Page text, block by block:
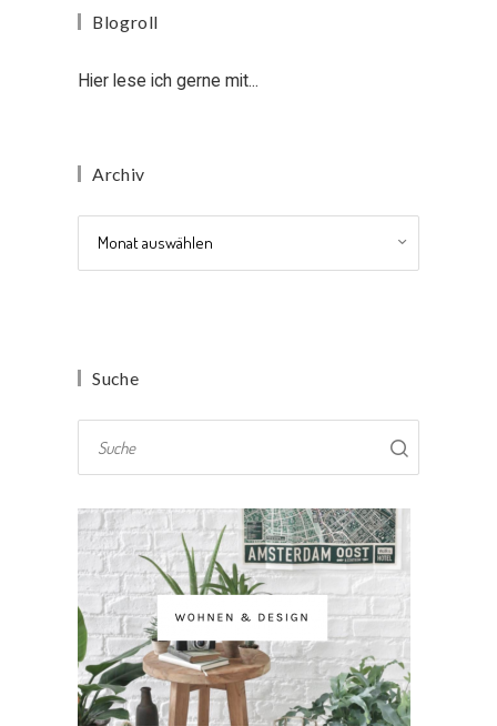
Blogroll
Hier lese ich gerne mit...
Archiv
Archiv
Suche